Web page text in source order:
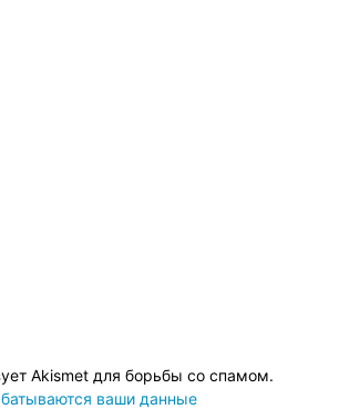
Akismet для борьбы со спамом.
ваши данные